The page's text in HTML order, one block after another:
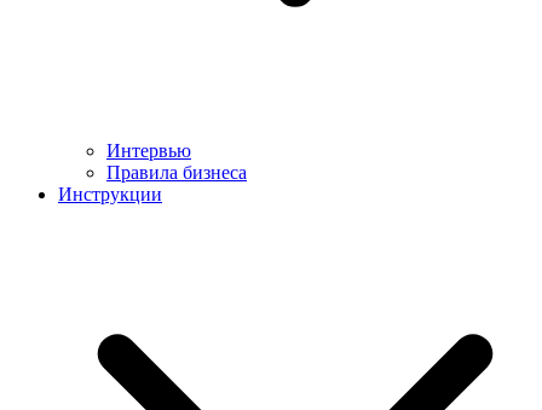
Интервью
Правила бизнеса
Инструкции